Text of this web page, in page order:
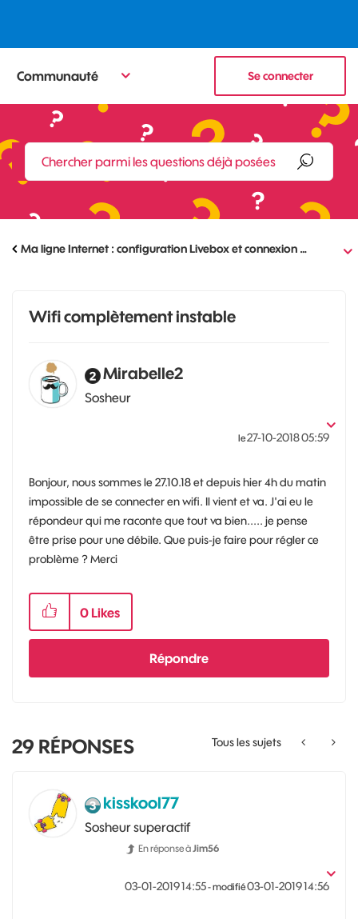
Communauté Se connecter
Ma ligne Internet : configuration Livebox et connexion …
Wifi complètement instable
Mirabelle2
Sosheur
le‎27-10-201805:59
Bonjour, nous sommes le 27.10.18 et depuis hier 4h du matin
impossible de se connecter en wifi. Il vient et va. J'ai eu le
répondeur qui me raconte que tout va bien..... je pense
être prise pour une débile. Que puis-je faire pour régler ce
problème ? Merci
0 Likes
Répondre
Tous les sujets
29 RÉPONSES
kisskool77
Sosheur superactif
En réponse àJim56
‎03-01-201914:55- modifié‎03-01-201914:56